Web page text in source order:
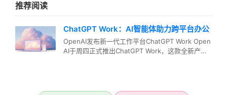
推荐阅读
ChatGPT Work：AI智能体助力跨平台办公
OpenAI发布新一代工作平台ChatGPT Work Open
AI于周四正式推出ChatGPT Work，这款全新产